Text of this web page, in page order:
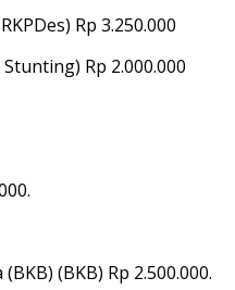
Rp 3.250.000
Rp 2.000.000
(BKB) Rp 2.500.000.